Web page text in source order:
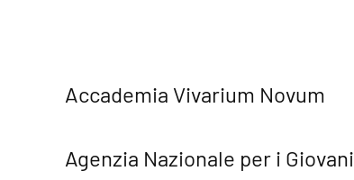
Accademia Vivarium Novum
Agenzia Nazionale per i Giovani